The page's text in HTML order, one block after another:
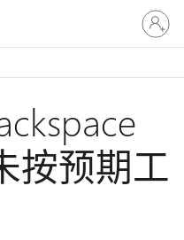
请
登
录
户
按预期工